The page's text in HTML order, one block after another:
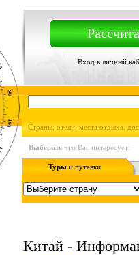
Вход в личный
Страны, отели, места отдыха,
Выберите что Вас интересует:
Туры и путевки
Китай -